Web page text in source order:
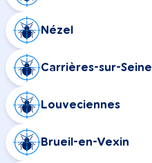
Nézel
Carrières-sur-Seine
Louveciennes
Brueil-en-Vexin